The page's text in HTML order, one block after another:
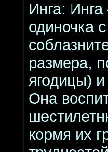
Инга:
одиночка
размера,
ягодицы)
Она
кормя их